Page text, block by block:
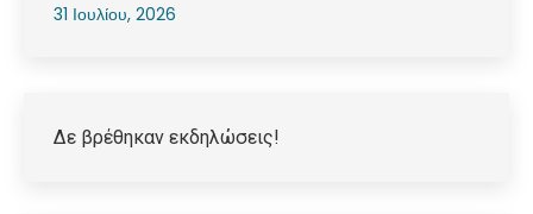
31 Ιουλίου, 2026
Δε βρέθηκαν εκδηλώσεις!